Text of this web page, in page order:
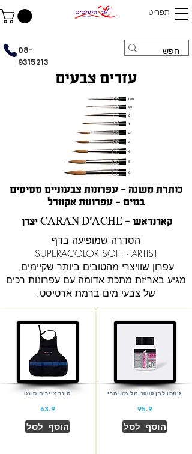
תפריט
08-
9315213
עזרים צבעים
כותרת משנה - עפרונות צבעוניים מסיסים
במים - עפרונות אקוורל
יצרן CARAN D'ACHE - קארנדאש
הסדרה שמופיעה בדף
SUPERACOLOR SOFT - ARTIST
עפרון שוויצרי מהטובים ביותר שקיימים.
מגיע באריזת מתכת אדומה עם עפרונות רכים
של צבעי מים ברמת ארטיסט.
ג'אסו לבן 1000 מל מאימרי
95.9
הוסף לסל
סינר ציירים סונט
63.9
הוסף לסל